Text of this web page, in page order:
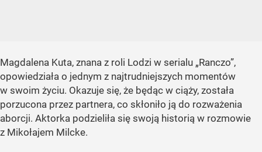
Magdalena Kuta, znana z roli Lodzi w serialu „Ranczo”,
opowiedziała o jednym z najtrudniejszych momentów
w swoim życiu. Okazuje się, że będąc w ciąży, została
porzucona przez partnera, co skłoniło ją do rozważenia
aborcji. Aktorka podzieliła się swoją historią w rozmowie
z Mikołajem Milcke.